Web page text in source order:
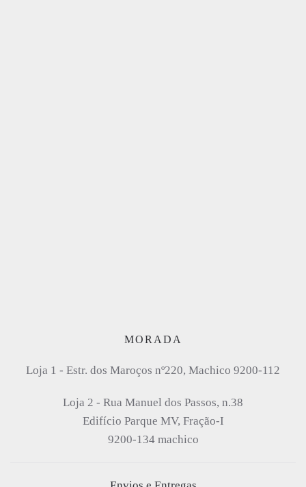
MORADA
Loja 1 - Estr. dos Maroços nº220, Machico 9200-112
Loja 2 - Rua Manuel dos Passos, n.38
Edifício Parque MV, Fração-I
9200-134 machico